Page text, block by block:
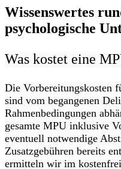
Wissenswertes
psychologische
Was kostet eine
Die
sind vom begangenen
Rahmenbedingungen
gesamte MPU inklusive
eventuell notwendige
Zusatzgebühren bereits
ermitteln wir im